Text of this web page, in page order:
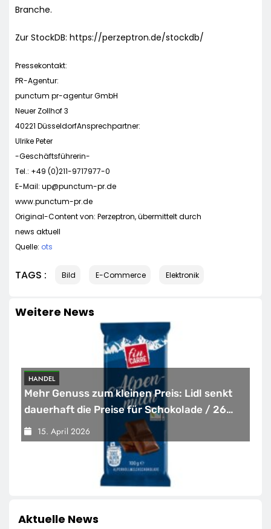
Branche.
Zur StockDB: https://perzeptron.de/stockdb/
Pressekontakt:
PR-Agentur:
punctum pr-agentur GmbH
Neuer Zollhof 3
40221 DüsseldorfAnsprechpartner:
Ulrike Peter
-Geschäftsführerin-
Tel.: +49 (0)211-9717977-0
E-Mail: up@punctum-pr.de
www.punctum-pr.de
Original-Content von: Perzeptron, übermittelt durch
news aktuell
Quelle: ots
TAGS : Bild E-Commerce Elektronik
Weitere News
WIRTSCHAFT
Sysmex Europe eröffnet offiziell seinen
neuen Campus in Hamburg und setzt damit
neue Maßstäbe für zukunftsorientierte
Arbeitsumgebungen
14. April 2026
Aktuelle News